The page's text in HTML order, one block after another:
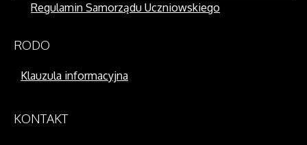
Regulamin Samorządu Uczniowskiego
RODO
Klauzula informacyjna
KONTAKT